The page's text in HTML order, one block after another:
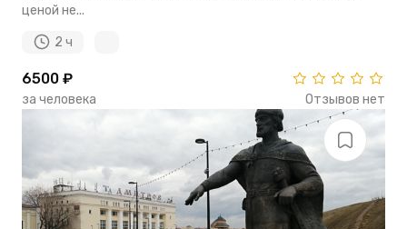
ценой не...
2 ч
6500 ₽
за человека Отзывов нет